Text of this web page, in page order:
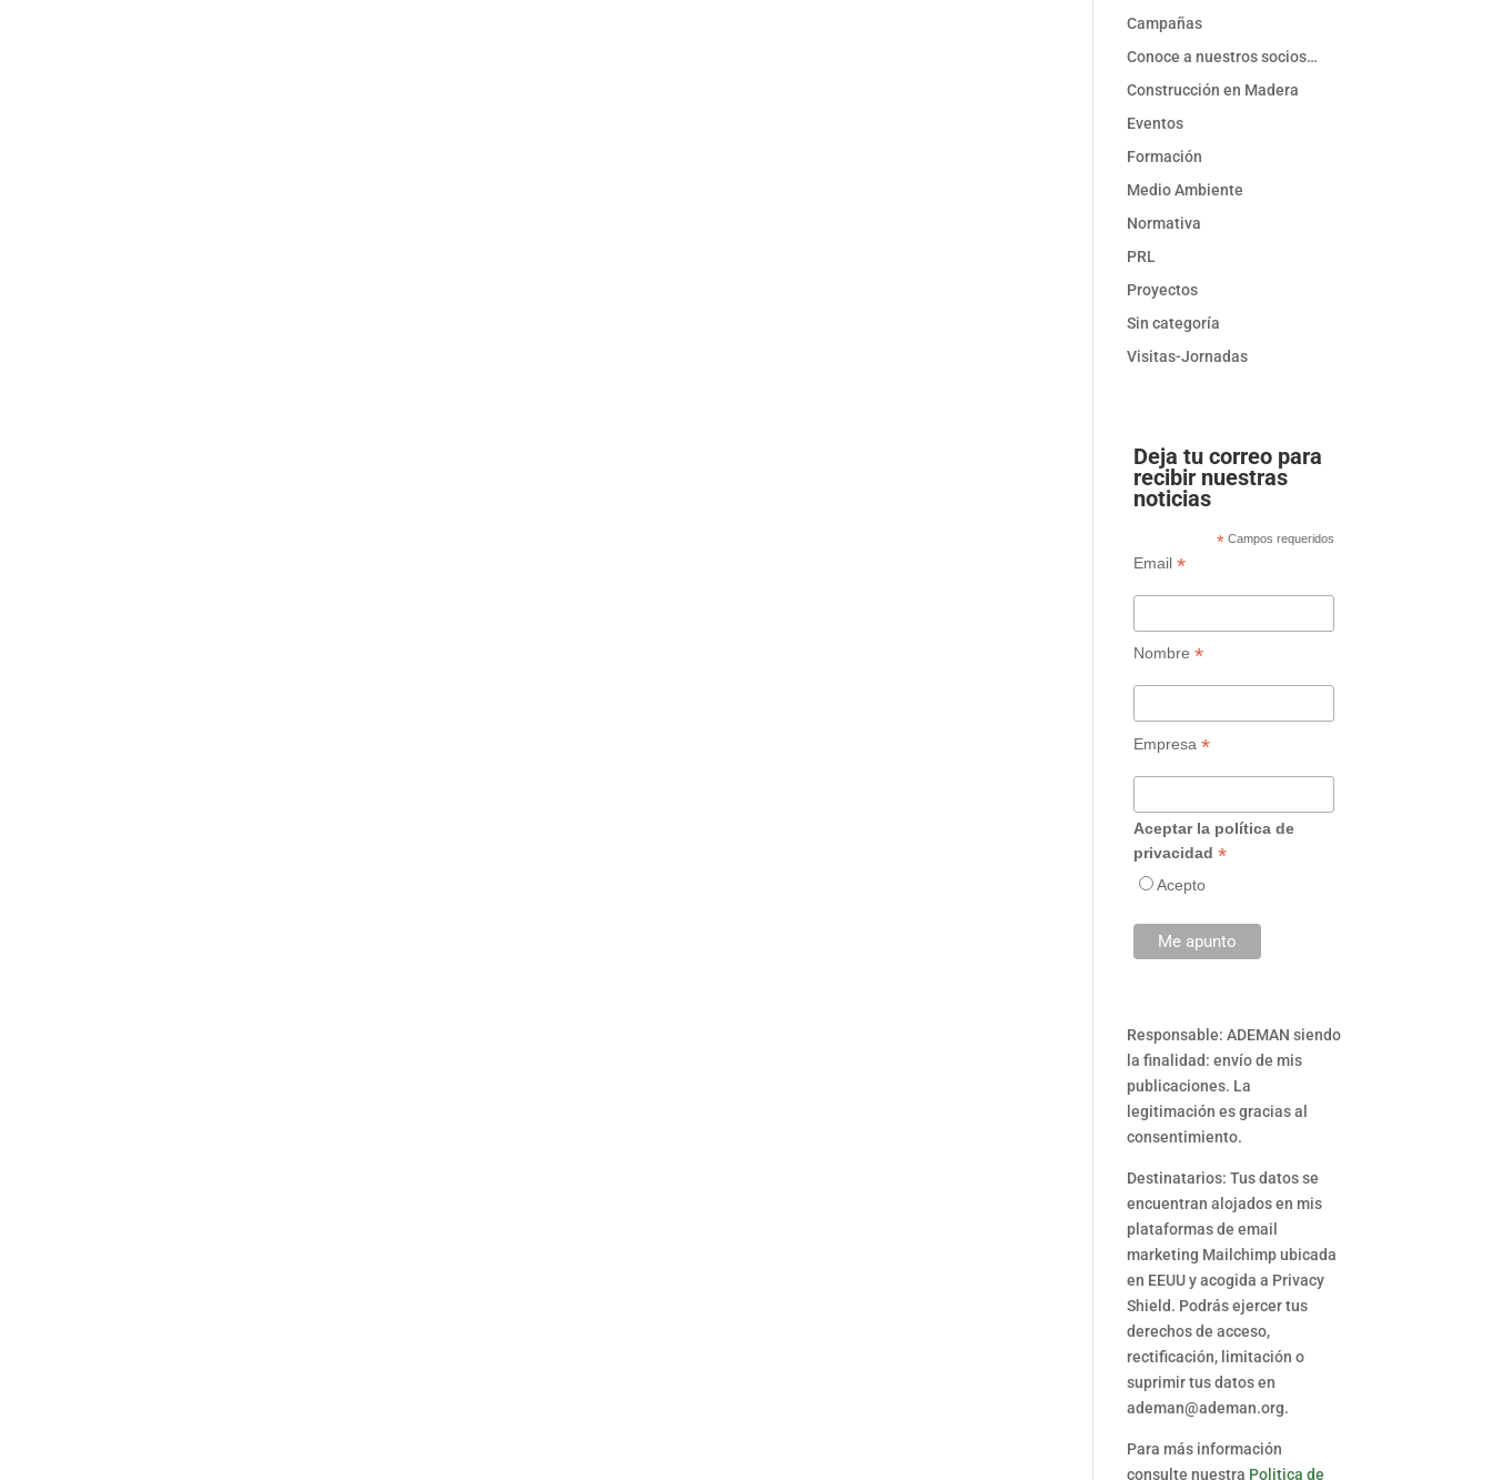
Campañas
Conoce a nuestros socios…
Construcción en Madera
Eventos
Formación
Medio Ambiente
Normativa
PRL
Proyectos
Sin categoría
Visitas-Jornadas
Deja tu correo para
recibir nuestras
noticias
* Campos requeridos
Email *
Nombre *
Empresa *
Aceptar la política de
privacidad *
Acepto
Responsable: ADEMAN siendo
la finalidad: envío de mis
publicaciones. La
legitimación es gracias al
consentimiento.
Destinatarios: Tus datos se
encuentran alojados en mis
plataformas de email
marketing Mailchimp ubicada
en EEUU y acogida a Privacy
Shield. Podrás ejercer tus
derechos de acceso,
rectificación, limitación o
suprimir tus datos en
ademan@ademan.org.
Para más información
consulte nuestra Politica de